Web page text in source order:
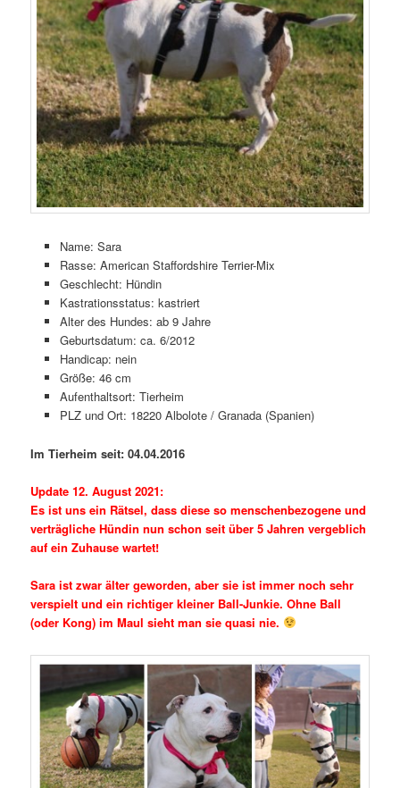
Name: Sara
Rasse: American Staffordshire Terrier-Mix
Geschlecht: Hündin
Kastrationsstatus: kastriert
Alter des Hundes: ab 9 Jahre
Geburtsdatum: ca. 6/2012
Handicap: nein
Größe: 46 cm
Aufenthaltsort: Tierheim
PLZ und Ort: 18220 Albolote / Granada (Spanien)
Im Tierheim seit: 04.04.2016
Update 12. August 2021:
Es ist uns ein Rätsel, dass diese so menschenbezogene und
verträgliche Hündin nun schon seit über 5 Jahren vergeblich
auf ein Zuhause wartet!
Sara ist zwar älter geworden, aber sie ist immer noch sehr
verspielt und ein richtiger kleiner Ball-Junkie. Ohne Ball
(oder Kong) im Maul sieht man sie quasi nie.